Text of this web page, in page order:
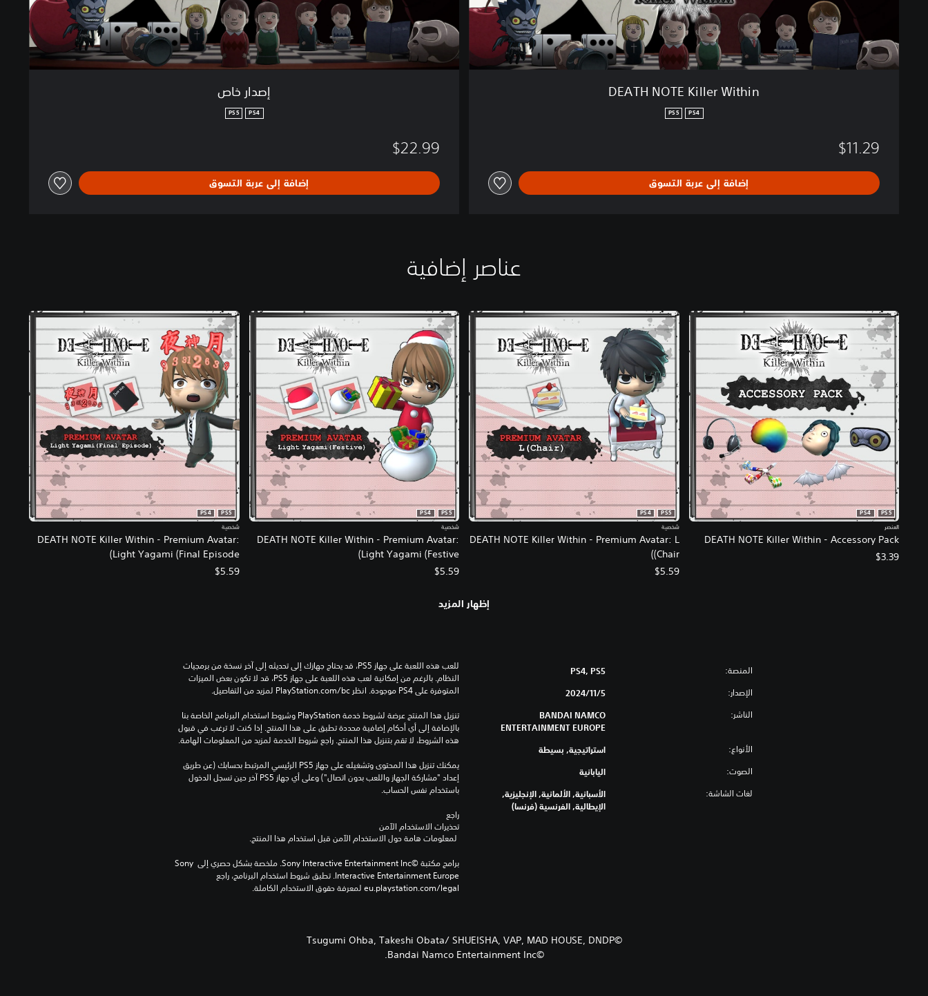
W
i
DEATH NOTE Killer Within
PS4
PS5
$11.29
إضافة إلى عربة التسوق
إصدار خاص
PS4
PS5
$22.99
إضافة إلى عربة التسوق
عناصر إضافية
DEATH NOTE Killer Within - Accessory Pack
PS5
PS4
العنصر
$3.39
DEATH NOTE Killer Within - Premium Avatar: L
(Chair)
PS5
PS4
شخصية
$5.59
DEATH NOTE Killer Within - Premium Avatar:
Light Yagami (Festive)
PS5
PS4
شخصية
$5.59
DEATH NOTE Killer Within - Premium Avatar:
Light Yagami (Final Episode)
PS5
PS4
شخصية
$5.59
إظهار المزيد
المنصة: PS4, PS5
الإصدار: 5‏/11‏/2024
الناشر:
BANDAI NAMCO
ENTERTAINMENT EUROPE
الأنواع: استراتيجية, بسيطة
الصوت: اليابانية
لغات الشاشة:
الأسبانية, الألمانية, الإنجليزية,
الإيطالية, الفرنسية (فرنسا)
للعب هذه اللعبة على جهاز PS5، قد يحتاج جهازك إلى تحديثه إلى آخر نسخة من برمجيات
النظام. بالرغم من إمكانية لعب هذه اللعبة على جهاز PS5، قد لا تكون بعض الميزات
المتوفرة على PS4 موجودة. انظر ‎PlayStation.com/bc لمزيد من التفاصيل.
بالإضافة إلى أي أحكام إضافية محددة تطبق على هذا المنتج. إذا كنت لا ترغب في قبول
هذه الشروط، لا تقم بتنزيل هذا المنتج. راجع شروط الخدمة لمزيد من المعلومات الهامة.
يمكنك تنزيل هذا المحتوى وتشغيله على جهاز PS5 الرئيسي المرتبط بحسابك (عن طريق
إعداد "مشاركة الجهاز واللعب بدون اتصال") وعلى أي جهاز PS5 آخر حين تسجل الدخول
باستخدام نفس الحساب.
راجع
تحذيرات الاستخدام الآمن
برامج مكتبة ©Sony Interactive Entertainment Inc. ملخصة بشكل حصري إلى Sony
eu.playstation.com/legal لمعرفة حقوق الاستخدام الكاملة.
©Tsugumi Ohba, Takeshi Obata/ SHUEISHA, VAP, MAD HOUSE, DNDP
©Bandai Namco Entertainment Inc.